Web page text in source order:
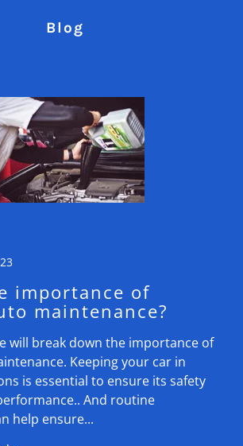
Blog
importance of
maintenance?
will break down the importance of
Keeping your car in
is essential to ensure its safety
And routine
help ensure...